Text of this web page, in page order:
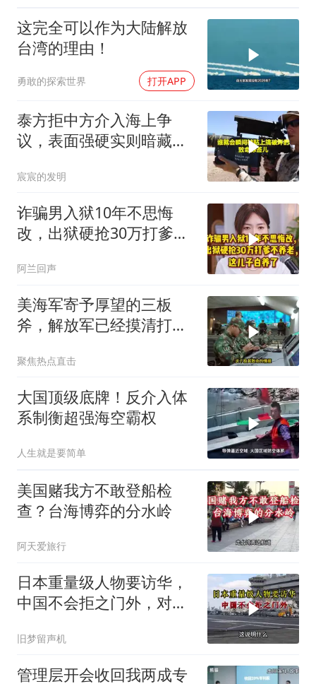
这完全可以作为大陆解放
台湾的理由！
勇敢的探索世界 打开APP
泰方拒中方介入海上争
议，表面强硬实则暗藏玄
宸宸的发明
诈骗男入狱10年不思悔
改，出狱硬抢30万打爹不
阿兰回声
美海军寄予厚望的三板
斧，解放军已经摸清打
聚焦热点直击
大国顶级底牌！反介入体
系制衡超强海空霸权
人生就是要简单
美国赌我方不敢登船检
查？台海博弈的分水岭
阿天爱旅行
日本重量级人物要访华，
中国不会拒之门外，对日
旧梦留声机
管理层开会收回我两成专